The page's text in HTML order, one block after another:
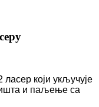
који укључује
и паљење са